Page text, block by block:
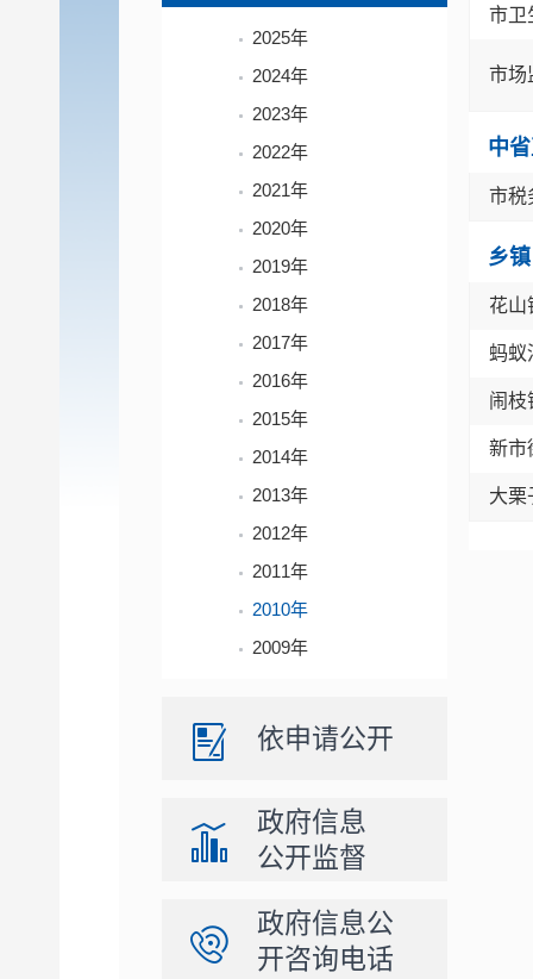
2025年
2024年
2023年
2022年
2021年
2020年
2019年
2018年
2017年
2016年
2015年
2014年
2013年
2012年
2011年
2010年
2009年
依申请公开
政府信息
公开监督
政府信息公
开咨询电话
市卫
市场
中
市税
乡
花山
蚂蚁
闹枝
新市
大栗